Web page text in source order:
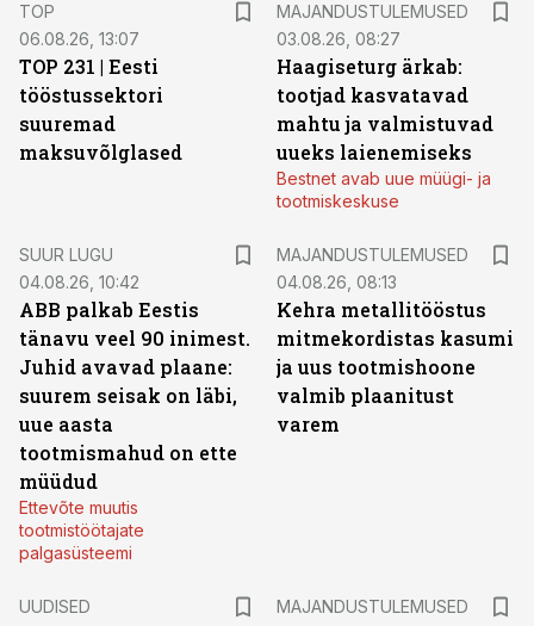
TOP
06.08.26, 13:07
TOP 231 | Eesti
tööstussektori
suuremad
maksuvõlglased
MAJANDUSTULEMUSED
03.08.26, 08:27
Haagiseturg ärkab:
tootjad kasvatavad
mahtu ja valmistuvad
uueks laienemiseks
Bestnet avab uue müügi- ja
tootmiskeskuse
SUUR LUGU
04.08.26, 10:42
ABB palkab Eestis
tänavu veel 90 inimest.
Juhid avavad plaane:
suurem seisak on läbi,
uue aasta
tootmismahud on ette
müüdud
Ettevõte muutis
tootmistöötajate
palgasüsteemi
MAJANDUSTULEMUSED
04.08.26, 08:13
Kehra metallitööstus
mitmekordistas kasumi
ja uus tootmishoone
valmib plaanitust
varem
UUDISED
MAJANDUSTULEMUSED